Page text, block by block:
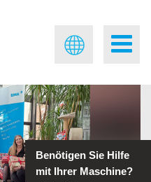
Benötigen Sie Hilfe
mit Ihrer Maschine?